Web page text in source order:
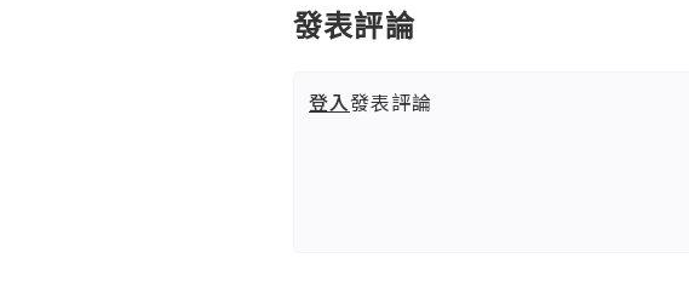
發表評論
登入發表評論